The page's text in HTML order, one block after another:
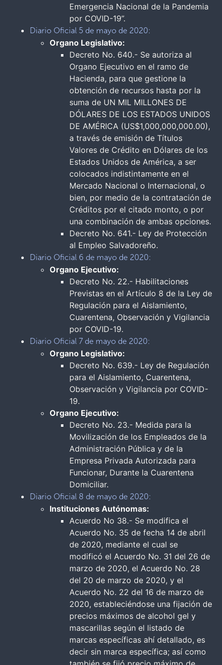
Emergencia Nacional de la Pandemia
por COVID-19”.
Diario Oficial 5 de mayo de 2020:
Organo Legislativo:
Decreto No. 640.- Se autoriza al
Organo Ejecutivo en el ramo de
Hacienda, para que gestione la
obtención de recursos hasta por la
suma de UN MIL MILLONES DE
DÓLARES DE LOS ESTADOS UNIDOS
DE AMÉRICA (US$1,000,000,000.00),
a través de emisión de Títulos
Valores de Crédito en Dólares de los
Estados Unidos de América, a ser
colocados indistintamente en el
Mercado Nacional o Internacional, o
bien, por medio de la contratación de
Créditos por el citado monto, o por
una combinación de ambas opciones.
Decreto No. 641.- Ley de Protección
al Empleo Salvadoreño.
Diario Oficial 6 de mayo de 2020:
Organo Ejecutivo:
Decreto No. 22.- Habilitaciones
Previstas en el Artículo 8 de la Ley de
Regulación para el Aislamiento,
Cuarentena, Observación y Vigilancia
por COVID-19.
Diario Oficial 7 de mayo de 2020:
Organo Legislativo:
Decreto No. 639.- Ley de Regulación
para el Aislamiento, Cuarentena,
Observación y Vigilancia por COVID-
19.
Organo Ejecutivo:
Decreto No. 23.- Medida para la
Movilización de los Empleados de la
Administración Pública y de la
Empresa Privada Autorizada para
Funcionar, Durante la Cuarentena
Domiciliar.
Diario Oficial 8 de mayo de 2020:
Instituciones Autónomas:
Acuerdo No 38.- Se modifica el
Acuerdo No. 35 de fecha 14 de abril
de 2020, mediante el cual se
modificó el Acuerdo No. 31 del 26 de
marzo de 2020, el Acuerdo No. 28
del 20 de marzo de 2020, y el
Acuerdo No. 22 del 16 de marzo de
2020, estableciéndose una fijación de
precios máximos de alcohol gel y
mascarillas según el listado de
marcas específicas ahí detallado, es
decir sin marca específica; así como